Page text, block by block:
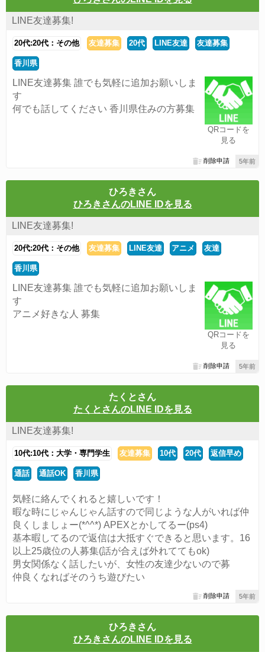
LINE友達募集!
20代:20代：その他 友達募集 20代 LINE友達 友達募集
香川県
QRコードを
見る
LINE友達募集 誰でも気軽に追加お願いしま
す
何でも話してください 香川県住みの方募集
5年前
削除申請
ひろきさん
ひろきさんのLINE IDを見る
LINE友達募集!
20代:20代：その他 友達募集 LINE友達 アニメ 友達
香川県
QRコードを
見る
LINE友達募集 誰でも気軽に追加お願いしま
す
アニメ好きな人 募集
5年前
削除申請
たくとさん
たくとさんのLINE IDを見る
LINE友達募集!
10代:10代：大学・専門学生 友達募集 10代 20代 返信早め
通話 通話OK 香川県
気軽に絡んでくれると嬉しいです！
暇な時にじゃんじゃん話すので同じような人がいれば仲
良くしましょー(*^^*) APEXとかしてるー(ps4)
基本暇してるので返信は大抵すぐできると思います。16
以上25歳位の人募集(話が合えば外れててもok)
男女関係なく話したいが、女性の友達少ないので募
仲良くなればそのうち遊びたい
5年前
削除申請
ひろきさん
ひろきさんのLINE IDを見る